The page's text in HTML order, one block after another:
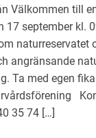
Välkommen till
17 september kl.
naturreservatet
angränsande
Ta med egen
35 74 […]